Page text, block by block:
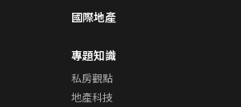
國際地產
專題知識
私房觀點
地產科技